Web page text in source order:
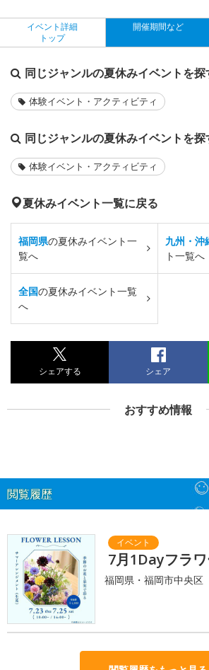
イベント詳細
トップ
開催期間など
同じジャンルの夏休みイベントを探
体験イベント・アクティビティ
同じジャンルの夏休みイベントを探
体験イベント・アクティビティ
夏休みイベント一覧に戻る
福岡県の夏休みイベント一
覧へ
九州・沖
ト一覧へ
全国の夏休みイベント一覧
へ
シェアする シェア
おすすめ情報
閲覧履歴
7月1Dayフラ
福岡県・福岡市中央区